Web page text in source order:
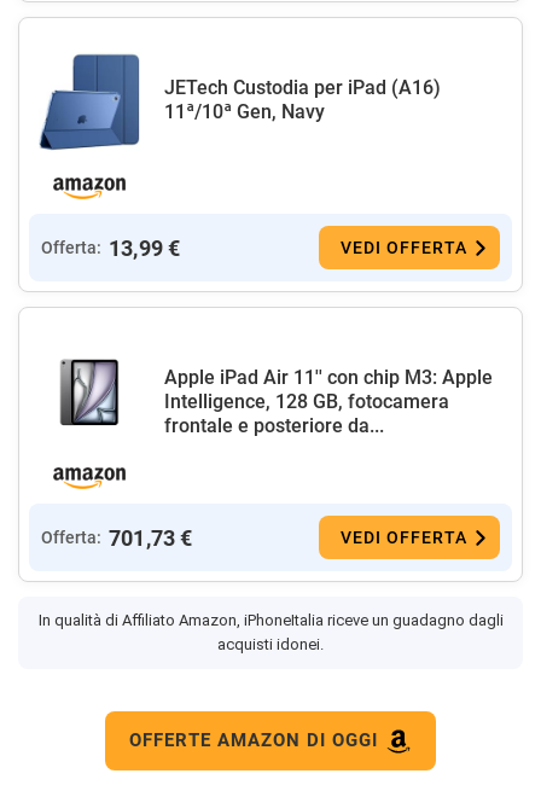
JETech Custodia per iPad (A16)
11ª/10ª Gen, Navy
Offerta: 13,99 € VEDI OFFERTA
Apple iPad Air 11'' con chip M3: Apple
Intelligence, 128 GB, fotocamera
frontale e posteriore da...
Offerta: 701,73 € VEDI OFFERTA
In qualità di Affiliato Amazon, iPhoneItalia riceve un guadagno dagli
acquisti idonei.
OFFERTE AMAZON DI OGGI